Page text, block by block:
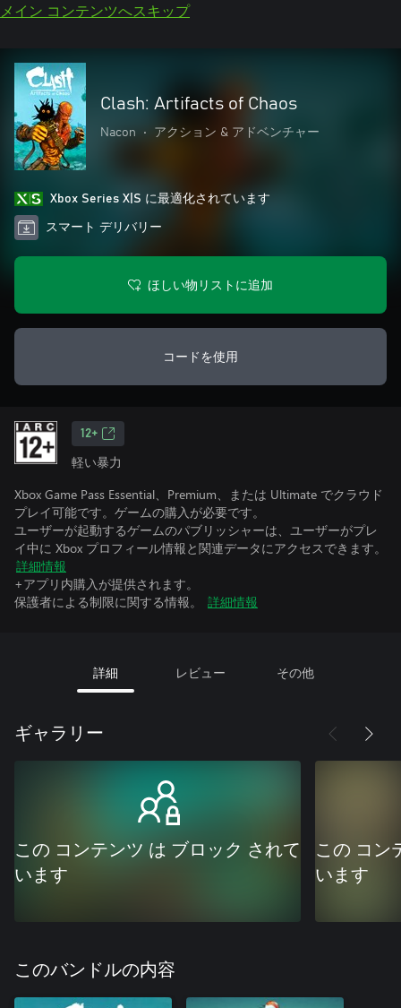
メイン コンテンツへスキップ
Clash: Artifacts of Chaos
Nacon • アクション & アドベンチャー
Xbox Series X|S に最適化されています
スマート デリバリー
ほしい物リストに追加
コードを使用
12+
軽い暴力
Xbox Game Pass Essential、Premium、または Ultimate でクラウド
プレイ可能です。ゲームの購入が必要です。
ユーザーが起動するゲームのパブリッシャーは、ユーザーがプレ
イ中に Xbox プロフィール情報と関連データにアクセスできます。
詳細情報
+アプリ内購入が提供されます。
保護者による制限に関する情報。
詳細情報
詳細 レビュー その他
ギャラリー
この コンテンツ は ブロック されて
います
この コン
います
このバンドルの内容